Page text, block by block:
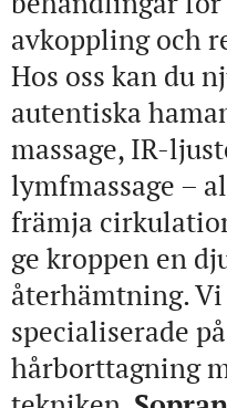
avkoppling och
Hos oss kan du
autentiska
massage, IR-
lymfmassage –
främja
ge kroppen en
återhämtning.
specialiserade
hårborttagning